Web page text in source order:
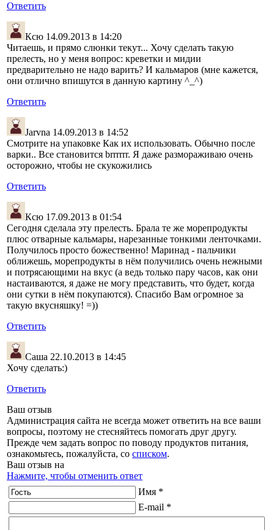
Ответить
Ксю 14.09.2013 в 14:20
Читаешь, и прямо слюнки текут... Хочу сделать такую
прелесть, но у меня вопрос: креветки и мидии
предварительно не надо варить? И кальмаров (мне кажется,
они отлично впишутся в данную картину ^_^)
Ответить
Jarvna 14.09.2013 в 14:52
Смотрите на упаковке Как их использовать. Обычно после
варки.. Все становится brrrrrr. Я даже размораживаю очень
осторожно, чтобы не скукожились
Ответить
Ксю 17.09.2013 в 01:54
Сегодня сделала эту прелесть. Брала те же морепродукты
плюс отварные кальмары, нарезанные тонкими ленточками.
Получилось просто божественно! Маринад - пальчики
оближешь, морепродукты в нём получились очень нежными
и потрясающими на вкус (а ведь только пару часов, как они
настаиваются, я даже не могу представить, что будет, когда
они сутки в нём покупаются). Спасибо Вам огромное за
такую вкусняшку! =))
Ответить
Саша 22.10.2013 в 14:45
Хочу сделать:)
Ответить
Ваш отзыв
Администрация сайта не всегда может ответить на все ваши
вопросы, поэтому не стесняйтесь помогать друг другу.
Прежде чем задать вопрос по поводу продуктов питания,
ознакомьтесь, пожалуйста, со списком.
Ваш отзыв на
Нажмите, чтобы отменить ответ
Имя *
E-mail *